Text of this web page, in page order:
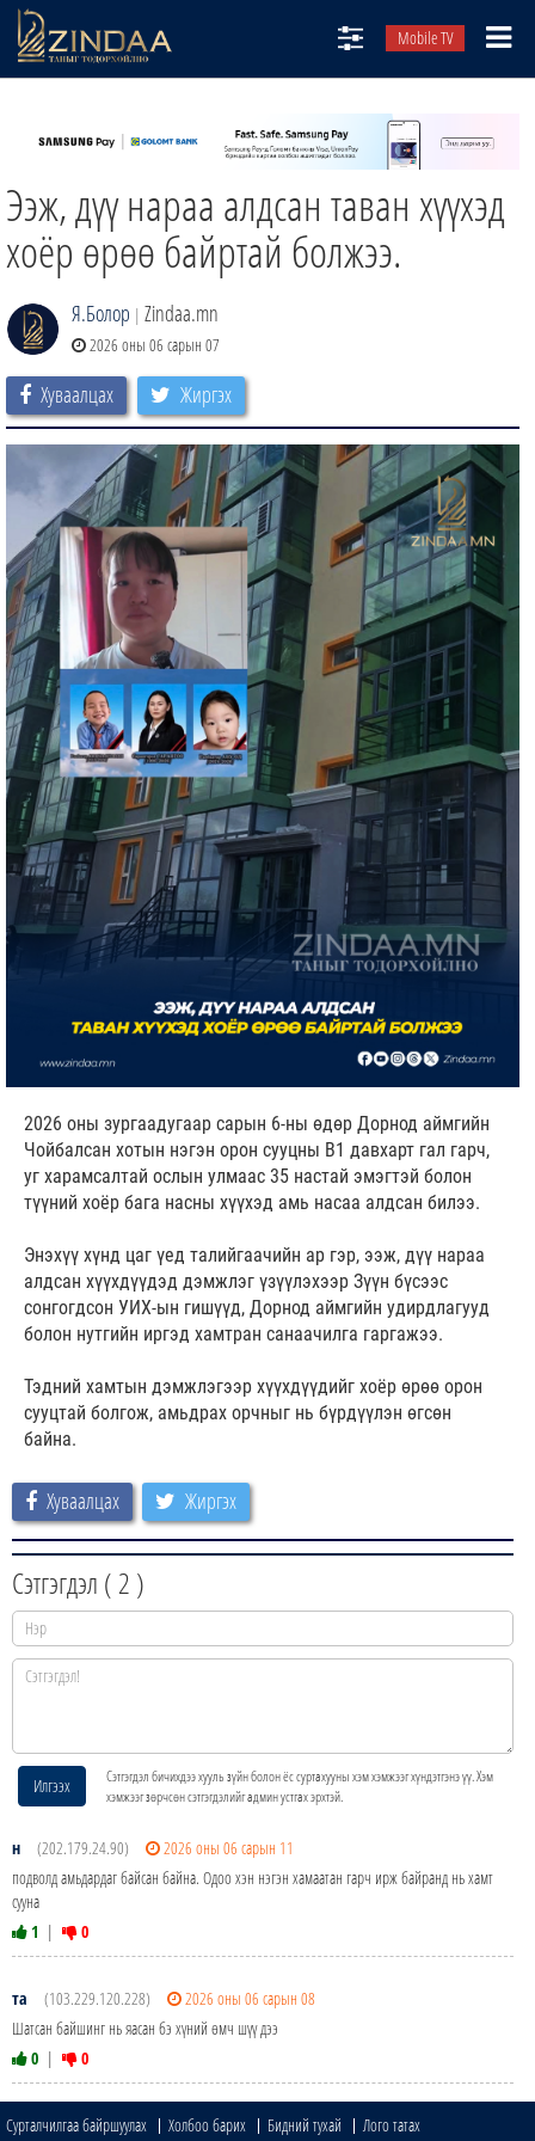
Mobile TV
ТВ8
ӨГЛӨӨНИЙ СОНИН
АУДИО ЗОХИОЛ
ЗИНДАА СЭТГҮҮЛ
Ээж, дүү нараа алдсан таван хүүхэд
хоёр өрөө байртай болжээ.
Я.Болор | Zindaa.mn
2026 оны 06 сарын 07
Хуваалцах Жиргэх
2026 оны зургаадугаар сарын 6-ны өдөр Дорнод аймгийн
Чойбалсан хотын нэгэн орон сууцны B1 давхарт гал гарч,
уг харамсалтай ослын улмаас 35 настай эмэгтэй болон
түүний хоёр бага насны хүүхэд амь насаа алдсан билээ.
Энэхүү хүнд цаг үед талийгаачийн ар гэр, ээж, дүү нараа
алдсан хүүхдүүдэд дэмжлэг үзүүлэхээр Зүүн бүсээс
сонгогдсон УИХ-ын гишүүд, Дорнод аймгийн удирдлагууд
болон нутгийн иргэд хамтран санаачилга гаргажээ.
Тэдний хамтын дэмжлэгээр хүүхдүүдийг хоёр өрөө орон
сууцтай болгож, амьдрах орчныг нь бүрдүүлэн өгсөн
байна.
Хуваалцах Жиргэх
Сэтгэгдэл (2 )
Илгээх
Сэтгэгдэл бичихдээ хууль зүйн болон ёс суртахууны хэм хэмжээг хүндэтгэнэ үү. Хэм
хэмжээг зөрчсөн сэтгэгдэлийг админ устгах эрхтэй.
н (202.179.24.90)
2026 оны 06 сарын 11
подволд амьдардаг байсан байна. Одоо хэн нэгэн хамаатан гарч ирж байранд нь хамт
сууна
1 | 0
та (103.229.120.228)
2026 оны 06 сарын 08
Шатсан байшинг нь яасан бэ хүний өмч шүү дээ
0 | 0
Сурталчилгаа байршуулах Холбоо барих Бидний тухай
Лого татах